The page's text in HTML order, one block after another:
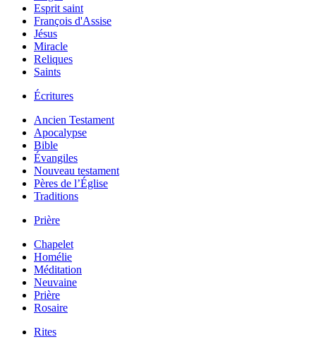
Esprit saint
François d'Assise
Jésus
Miracle
Reliques
Saints
Écritures
Ancien Testament
Apocalypse
Bible
Évangiles
Nouveau testament
Pères de l’Église
Traditions
Prière
Chapelet
Homélie
Méditation
Neuvaine
Prière
Rosaire
Rites